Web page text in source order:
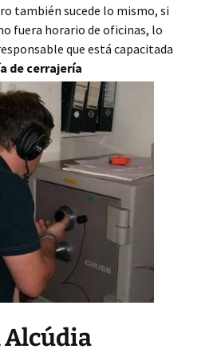
también sucede lo mismo, si
fuera horario de oficinas, lo
que está capacitada
de cerrajería
Alcúdia